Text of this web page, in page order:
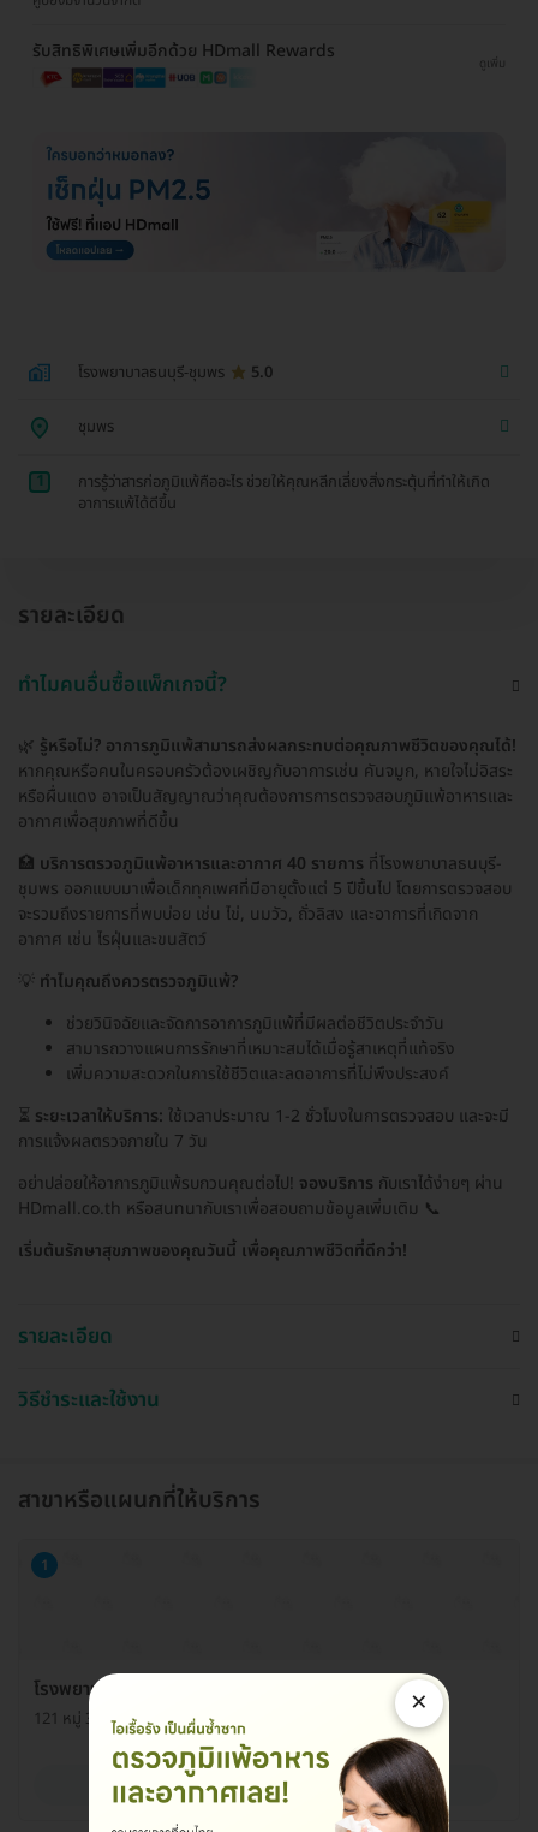
รับสิทธิพิเศษเพิ่มอีกด้วย HDmall Rewards
ดูเพิ่ม
โรงพยาบาลธนบุรี-ชุมพร 5.0
ชุมพร
1
การรู้ว่าสารก่อภูมิแพ้คืออะไร ช่วยให้คุณหลีกเลี่ยงสิ่งกระตุ้นที่ทำให้เกิด
อาการแพ้ได้ดีขึ้น
รายละเอียด
ทำไมคนอื่นซื้อแพ็กเกจนี้?
🌿 รู้หรือไม่? อาการภูมิแพ้สามารถส่งผลกระทบต่อคุณภาพชีวิตของคุณได้!
หากคุณหรือคนในครอบครัวต้องเผชิญกับอาการเช่น คันจมูก, หายใจไม่อิสระ
หรือผื่นแดง อาจเป็นสัญญาณว่าคุณต้องการการตรวจสอบภูมิแพ้อาหารและ
อากาศเพื่อสุขภาพที่ดีขึ้น
🏥 บริการตรวจภูมิแพ้อาหารและอากาศ 40 รายการ ที่โรงพยาบาลธนบุรี-
ชุมพร ออกแบบมาเพื่อเด็กทุกเพศที่มีอายุตั้งแต่ 5 ปีขึ้นไป โดยการตรวจสอบ
จะรวมถึงรายการที่พบบ่อย เช่น ไข่, นมวัว, ถั่วลิสง และอาการที่เกิดจาก
อากาศ เช่น ไรฝุ่นและขนสัตว์
💡 ทำไมคุณถึงควรตรวจภูมิแพ้?
ช่วยวินิจฉัยและจัดการอาการภูมิแพ้ที่มีผลต่อชีวิตประจำวัน
สามารถวางแผนการรักษาที่เหมาะสมได้เมื่อรู้สาเหตุที่แท้จริง
เพิ่มความสะดวกในการใช้ชีวิตและลดอาการที่ไม่พึงประสงค์
⏳ ระยะเวลาให้บริการ: ใช้เวลาประมาณ 1-2 ชั่วโมงในการตรวจสอบ และจะมี
การแจ้งผลตรวจภายใน 7 วัน
อย่าปล่อยให้อาการภูมิแพ้รบกวนคุณต่อไป! จองบริการ กับเราได้ง่ายๆ ผ่าน
HDmall.co.th หรือสนทนากับเราเพื่อสอบถามข้อมูลเพิ่มเติม 📞
เริ่มต้นรักษาสุขภาพของคุณวันนี้ เพื่อคุณภาพชีวิตที่ดีกว่า!
รายละเอียด
วิธีชำระและใช้งาน
สาขาหรือแผนกที่ให้บริการ
1
โรงพยาบาลธนบุรี-ชุมพร แผนกกุมารเวช
121 หมู่ 3 ถ. ชุมพร-ระนอง ต. วังไผ่ อ. เมือง จ. ชุมพร 86000
ดูรายละเอียด
×